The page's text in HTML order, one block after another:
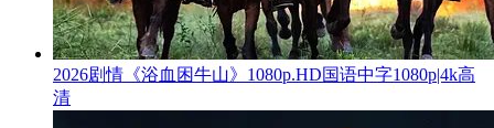
2026剧情《浴血困牛山》1080p.HD国语中字1080p|4k高
清